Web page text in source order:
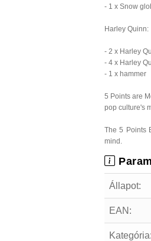
- 1 x Snow
Harley Quinn:
- 2 x Harley
- 4 x Harley
- 1 x hammer
5 Points are
pop culture's
The 5 Points
mind.
Állapot:
EAN:
Kategória: